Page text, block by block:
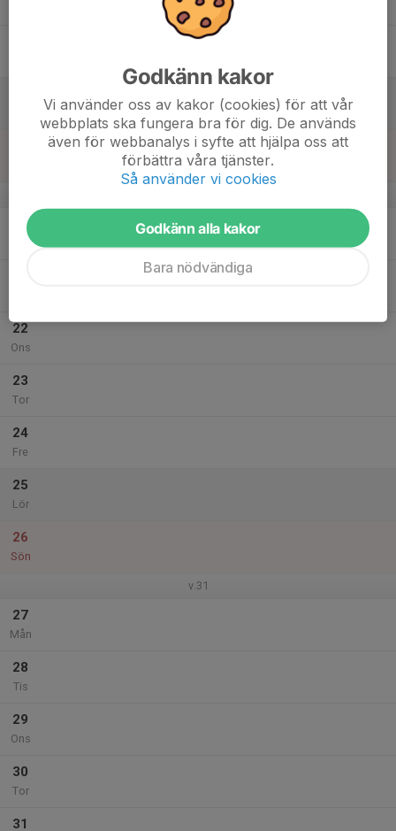
20
Mån
22
Ons
23
Tor
24
Fre
25
Lör
26
Sön
v.31
27
Mån
28
Tis
29
Ons
30
Tor
31
Godkänn kakor
Vi använder oss av kakor (cookies) för att vår
webbplats ska fungera bra för dig. De används
även för webbanalys i syfte att hjälpa oss att
förbättra våra tjänster.
Så använder vi cookies
Godkänn alla kakor
Bara nödvändiga